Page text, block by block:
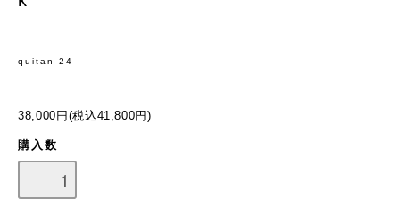
quitan-24
38,000円(税込41,800円)
購入数